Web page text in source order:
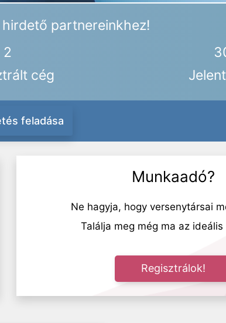
partnereinkhez!
2
cég
feladása
Munkaadó?
Ne hagyja, hogy versenytársai
Találja meg még ma az ideális
Regisztrálok!